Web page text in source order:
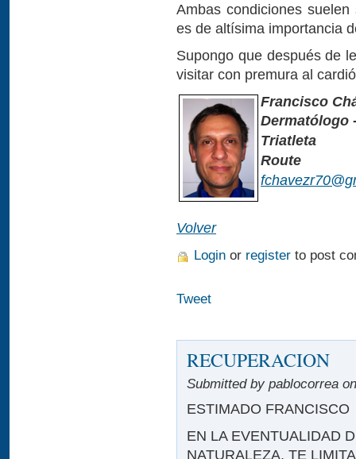
Ambas condiciones
es de altísima importancia
Supongo que después de
visitar con premura al
Francisco
Dermatólogo
Triatleta
Route
Volver
Login or register to post
Tweet
RECUPERACION
Submitted by pablocorrea
ESTIMADO FRANCISCO
EN LA EVENTUALIDAD
NATURALEZA, TE